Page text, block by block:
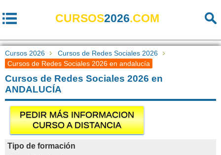
CURSOS2026.COM
Cursos 2026
Cursos de Redes Sociales 2026
Cursos de Redes Sociales 2026 en andalucía
Cursos de Redes Sociales 2026 en
ANDALUCÍA
PEDIR MÁS INFORMACION
CURSO A DISTANCIA
Tipo de formación